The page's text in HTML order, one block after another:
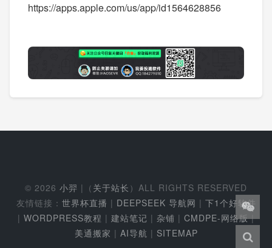
https://apps.apple.com/us/app/id1564628856
© 2026 小羿 |（ 关于站长 ）ALL RIGHTS RESERVED
友情链接： 世界杯直播 | DEEPSEEK 导航网 | 下1个好软件
| WORDPRESS教程 | 建站笔记 | 杂铺 | CMDPE-网络版|
美通搬家 | AI导航 | SITEMAP